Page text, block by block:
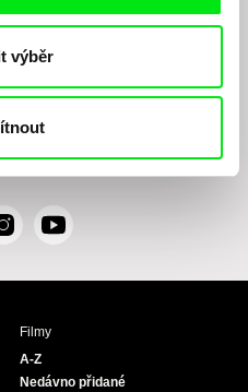
výběr
zpracováním osobních údajů pro účely
rozumím a souhlasím s ním, přičemž
I
s
Y
u
Filmy
A-Z
Nedávno přidané